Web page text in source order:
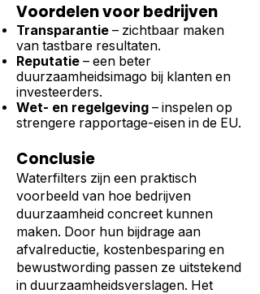
Voordelen voor bedrijven
Transparantie – zichtbaar maken
van tastbare resultaten.
Reputatie – een beter
duurzaamheidsimago bij klanten en
investeerders.
Wet- en regelgeving – inspelen op
strengere rapportage-eisen in de EU.
Conclusie
Waterfilters zijn een praktisch
voorbeeld van hoe bedrijven
duurzaamheid concreet kunnen
maken. Door hun bijdrage aan
afvalreductie, kostenbesparing en
bewustwording passen ze uitstekend
in duurzaamheidsverslagen. Het